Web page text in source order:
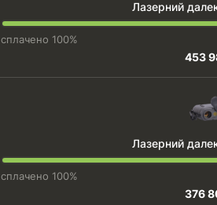
Лазерний
сплачено 100%
453
Лазерний
сплачено 100%
376